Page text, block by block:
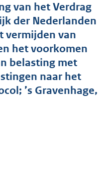
s
g
r
o
t
t
:
van het Verdrag
der Nederlanden
vermijden van
het voorkomen
belasting met
naar het
’s Gravenhage,